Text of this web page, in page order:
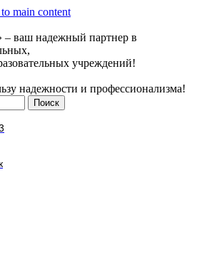
main content
ваш надежный партнер в
учреждений!
надежности и профессионализма!
Поиск